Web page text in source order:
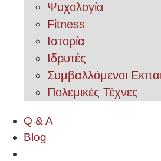
Ψυχολογία
Fitness
Ιστορία
Ιδρυτές
Συμβαλλόμενοι
Πολεμικές Τέχνες
Q & A
Blog